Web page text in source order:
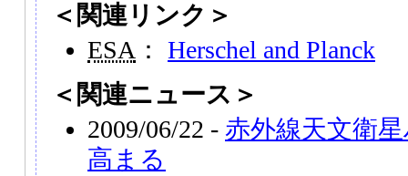
＜関連リンク＞
ESA ： Herschel and Planck
＜関連ニュース＞
2009/06/22 - 赤外線天文衛
高まる